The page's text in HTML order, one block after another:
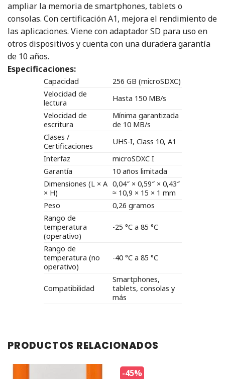
ampliar la memoria de smartphones, tablets o
consolas. Con certificación A1, mejora el rendimiento de
las aplicaciones. Viene con adaptador SD para uso en
otros dispositivos y cuenta con una duradera garantía
de 10 años.
Especificaciones:
Capacidad
256 GB (microSDXC)
Velocidad de
lectura
Hasta 150 MB/s
Velocidad de
escritura
Mínima garantizada
de 10 MB/s
Clases /
Certificaciones
UHS-I, Class 10, A1
Interfaz
microSDXC I
Garantía
10 años limitada
Dimensiones (L × A
× H)
0,04″ × 0,59″ × 0,43″
≈ 10,9 × 15 × 1 mm
Peso
0,26 gramos
Rango de
temperatura
(operativo)
-25 °C a 85 °C
Rango de
temperatura (no
operativo)
-40 °C a 85 °C
Compatibilidad
Smartphones,
tablets, consolas y
más
PRODUCTOS RELACIONADOS
-45%